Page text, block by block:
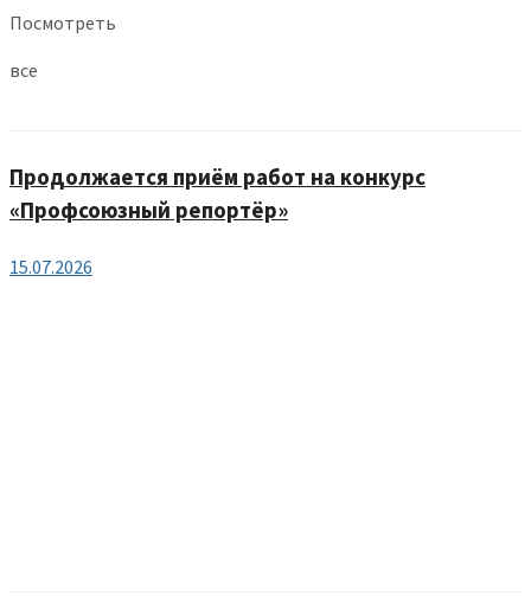
Посмотреть
все
Продолжается приём работ на конкурс
«Профсоюзный репортёр»
15.07.2026